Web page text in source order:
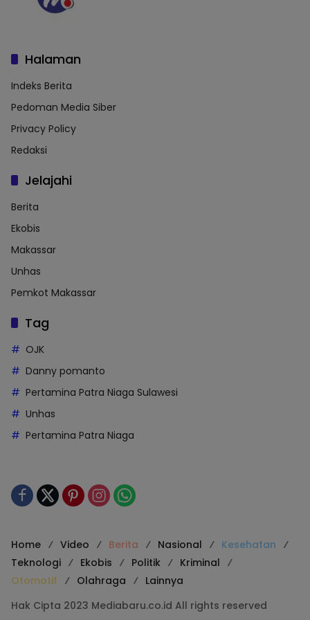
Halaman
Indeks Berita
Pedoman Media Siber
Privacy Policy
Redaksi
Jelajahi
Berita
Ekobis
Makassar
Unhas
Pemkot Makassar
Tag
OJK
Danny pomanto
Pertamina Patra Niaga Sulawesi
Unhas
Pertamina Patra Niaga
Home Video Berita Nasional
Kesehatan
Teknologi
Ekobis Politik
Kriminal
Otomotif
Olahraga
Lainnya
Hak Cipta 2023 Mediabaru.co.id All rights reserved